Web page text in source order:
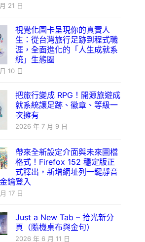
21 日
視覺化圖卡呈現你的真實人
生：從台灣旅行足跡到程式職
涯，全面進化的「人生成就系
統」生態圈
10 日
把旅行變成 RPG！開源旅遊成
就系統讓足跡、徽章、等級一
次擁有
2026 年 7 月 9 日
帶來全新設定介面與未來圖檔
格式！Firefox 152 穩定版正
式釋出，新增網址列一鍵靜音
鑰登入
17 日
Just a New Tab – 拾光新分
頁（隨機桌布與金句）
2026 年 6 月 11 日